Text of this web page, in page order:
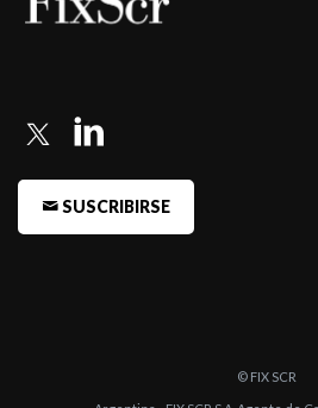
SUSCRIBIRSE
© FIX SCR